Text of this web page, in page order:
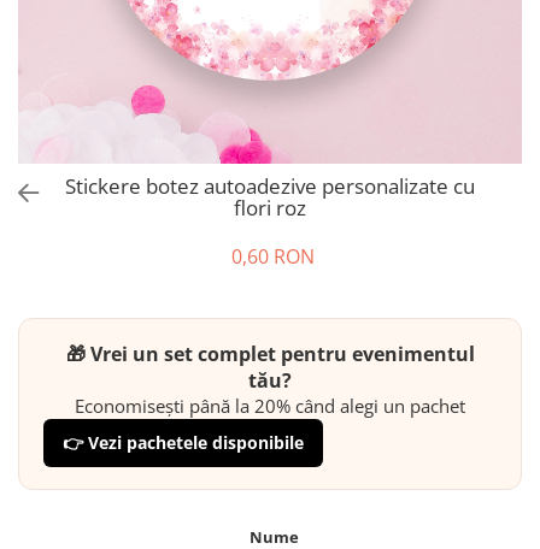
Stickere botez autoadezive personalizate cu
flori roz
0,60 RON
🎁 Vrei un set complet pentru evenimentul
tău?
Economisești până la 20% când alegi un pachet
👉 Vezi pachetele disponibile
Nume